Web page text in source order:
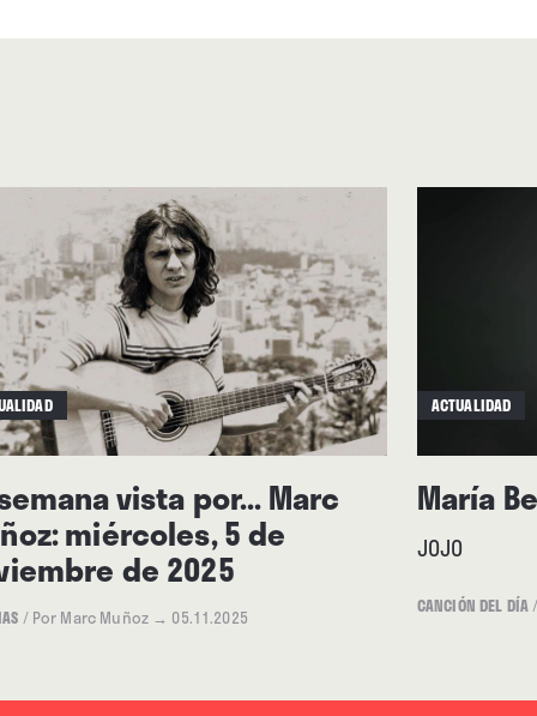
vista por... Marc
miércoles, 5 de
de 2025
/ Por Marc Muñoz → 05.11.2025
ACTUALIDAD
María
JOJO
CANCIÓN DEL DÍA